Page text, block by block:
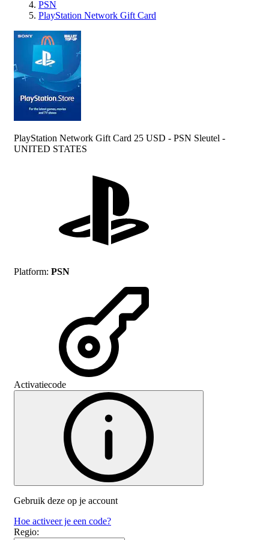
PSN
PlayStation Network Gift Card
PlayStation Network Gift Card 25 USD - PSN Sleutel -
UNITED STATES
Platform: PSN
Activatiecode
Gebruik deze op je account
Hoe activeer je een code?
Regio: